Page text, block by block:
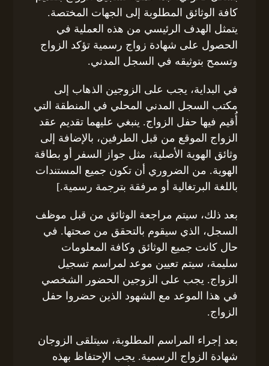
كافة الوثائق المطلوبة إلى الجهات المختصة.
يتمثل الهدف الرئيسي من هذه العملية في
الحصول على شهادة زواج رسمية تؤكد الزواج
وتسمح بتوثيقه في السجل المدني.
في البداية، يجب على الزوجين الذهاب إلى
مكتب السجل المدني المحلي في المنطقة التي
أُقيم فيها حفل الزواج. ينبغي عليهما تقديم عقد
الزواج الموقع من قبل الطرفين، بالإضافة إلى
وثائق الهوية الأصلية، مثل جواز السفر أو بطاقة
الهوية. من الضروري أن تكون جميع المستندات
باللغة البرتغالية أو مرفقة بترجمة رسمية.]
بعد ذلك، سيتم مراجعة الوثائق من قبل موظف
السجل، الذي سيقوم بالتحقق من صحتها. في
حال كانت جميع الوثائق وكافة المعلومات
سليمة، سيتم تعيين موعد لمراسم تسجيل
الزواج. يجب على الزوجين الحضور الشخصي
في هذا الموعد مع الشهود الذين حضروا حفل
الزواج.
بعد إجراء المراسم المطلوبة، سيتلقى الزوجان
شهادة الزواج الرسمية. يجب الإحتفاظ بهذه